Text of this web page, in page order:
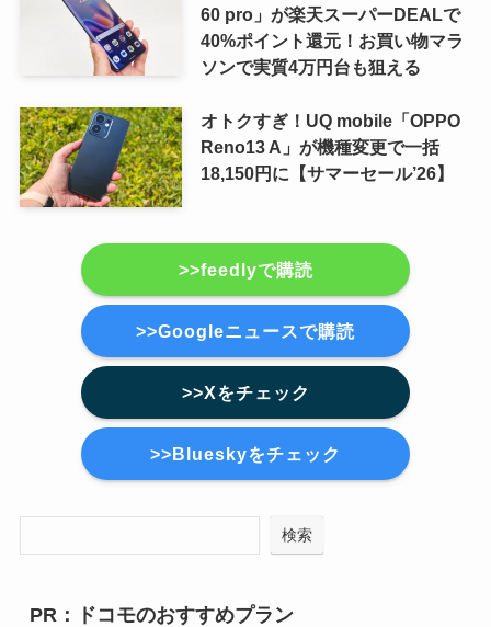
60 pro」が楽天スーパーDEALで
40%ポイント還元！お買い物マラ
ソンで実質4万円台も狙える
オトクすぎ！UQ mobile「OPPO
Reno13 A」が機種変更で一括
18,150円に【サマーセール’26】
>>feedlyで購読
>>Googleニュースで購読
>>Xをチェック
>>Blueskyをチェック
検索
PR：ドコモのおすすめプラン